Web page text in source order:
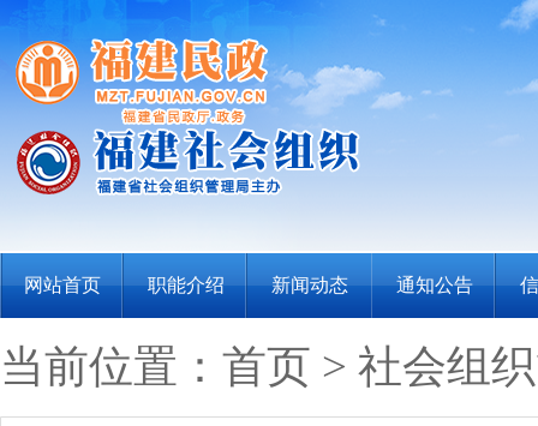
网站首页 职能介绍 新闻动态 通知公告
当前位置： 首页 > 社会组